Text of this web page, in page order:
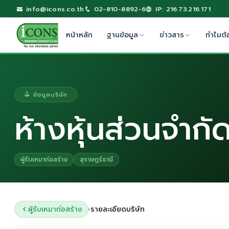
info@icons.co.th 02-810-8892-6 IP: 216.73.216.171
หน้าหลัก ฐานข้อมูล ข่าวสาร ทำไมต้
ข้อมูลบริษัท
ห้างหุ้นส่วนจำกั
ผู้รับเหมาก่อสร้าง สุราษฎร์ธานี
ผู้รับเหมาก่อสร้าง ›รายละเอียดบริษัท